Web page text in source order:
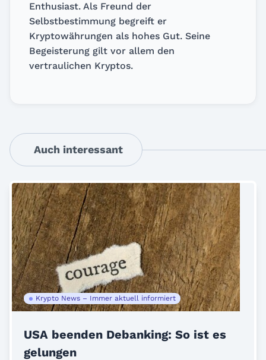
Enthusiast. Als Freund der
Selbstbestimmung begreift er
Kryptowährungen als hohes Gut. Seine
Begeisterung gilt vor allem den
vertraulichen Kryptos.
Auch interessant
Krypto News – Immer aktuell informiert
USA beenden Debanking: So ist es
gelungen